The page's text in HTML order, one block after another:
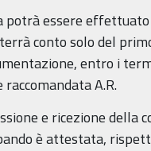
potrà essere
conto solo del
entro i
A.R.
e ricezione della
è attestata,